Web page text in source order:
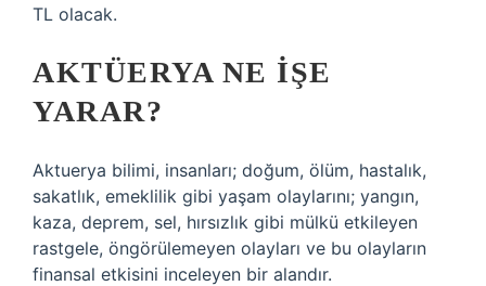
TL olacak.
AKTÜERYA NE IŞE
YARAR?
Aktuerya bilimi, insanları; doğum, ölüm, hastalık,
sakatlık, emeklilik gibi yaşam olaylarını; yangın,
kaza, deprem, sel, hırsızlık gibi mülkü etkileyen
rastgele, öngörülemeyen olayları ve bu olayların
finansal etkisini inceleyen bir alandır.